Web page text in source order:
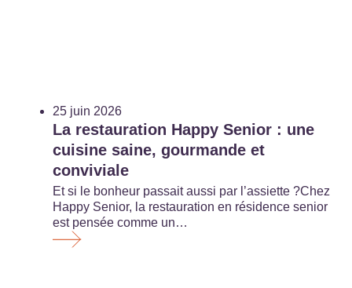
25 juin 2026
La restauration Happy Senior : une
cuisine saine, gourmande et
conviviale
Et si le bonheur passait aussi par l’assiette ?Chez
Happy Senior, la restauration en résidence senior
est pensée comme un…